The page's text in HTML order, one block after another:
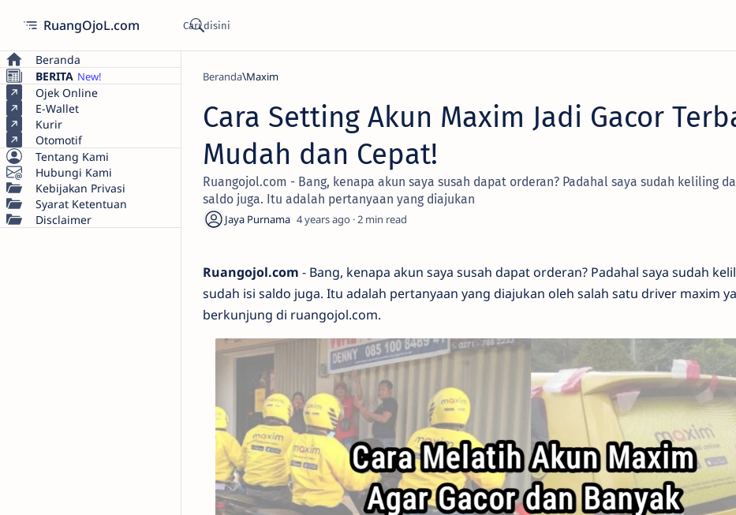
RuangOjoL.com
Beranda
BERITA
Ojek Online
E-Wallet
Kurir
Otomotif
Tentang Kami
Hubungi Kami
Kebijakan Privasi
Syarat Ketentuan
Disclaimer
Beranda Maxim
Cara Setting Akun Maxim Jadi Gacor
Mudah dan Cepat!
Ruangojol.com - Bang, kenapa akun saya susah dapat orderan? Padahal saya sudah keliling
saldo juga. Itu adalah pertanyaan yang diajukan
4 years ago 2
Ruangojol.com - Bang, kenapa akun saya susah dapat orderan? Padahal saya sudah
sudah isi saldo juga. Itu adalah pertanyaan yang diajukan oleh salah satu driver maxim
berkunjung di ruangojol.com.